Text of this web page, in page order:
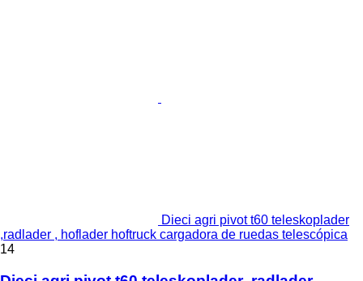
Dieci agri pivot t60 teleskoplader
,radlader , hoflader hoftruck cargadora de ruedas telescópica
14